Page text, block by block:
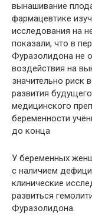
вынашивание
фармацевтике
исследования на
показали, что в
Фуразолидона не
воздействия на
значительно риск
развития
медицинского
беременности
до конца
У беременных
с наличием
клинические
развиться
Фуразолидона.